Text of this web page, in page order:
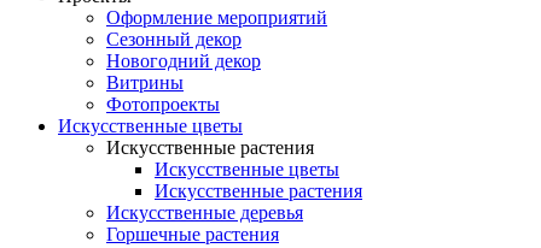
Оформление мероприятий
Сезонный декор
Новогодний декор
Витрины
Фотопроекты
Искусственные цветы
Искусственные растения
Искусственные цветы
Искусственные растения
Искусственные деревья
Горшечные растения